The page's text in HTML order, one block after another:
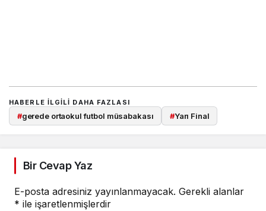
HABERLE ILGILI DAHA FAZLASI
#gerede ortaokul futbol müsabakası #Yarı Final
Bir Cevap Yaz
E-posta adresiniz yayınlanmayacak. Gerekli alanlar
* ile işaretlenmişlerdir